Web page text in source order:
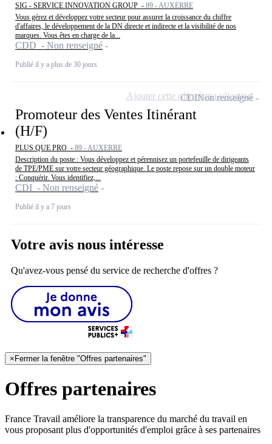
SIG - SERVICE INNOVATION GROUP - 89 - AUXERRE
Vous gérez et développez votre secteur pour assurer la croissance du chiffre
d'affaires, le développement de la DN directe et indirecte et la visibilité de nos
marques. Vous êtes en charge de la...
CDD - Non renseigné
Publié il y a plus de 30 jours
Promoteur des Ventes Itinérant
(H/F)
PLUS QUE PRO - 89 - AUXERRE
Description du poste : Vous développez et pérennisez un portefeuille de dirigeants
de TPE/PME sur votre secteur géographique. Le poste repose sur un double moteur
: Conquérir. Vous identifiez,...
CDI - Non renseigné
Publié il y a 7 jours
CDINon renseigné
Ajouter cette offre à ma sélection
Votre avis nous intéresse
Qu'avez-vous pensé du service de recherche d'offres ?
×Fermer la fenêtre "Offres partenaires"
Offres partenaires
France Travail améliore la transparence du marché du travail en
vous proposant plus d'opportunités d'emploi grâce à ses partenaires